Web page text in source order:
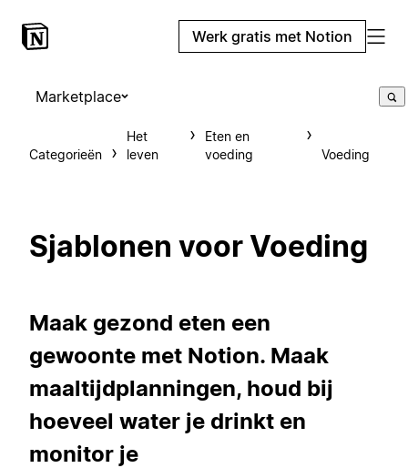
Werk gratis met Notion
Marketplace
Categorieën
Het
leven
Eten en
voeding
Voeding
Sjablonen voor Voeding
Maak gezond eten een
gewoonte met Notion. Maak
maaltijdplanningen, houd bij
hoeveel water je drinkt en
monitor je